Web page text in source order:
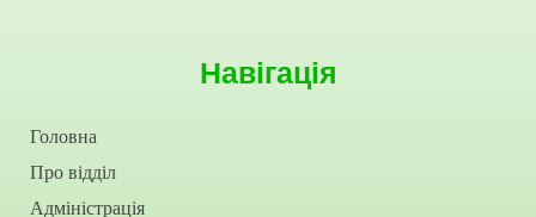
Навігація
Головна
Про відділ
Адміністрація